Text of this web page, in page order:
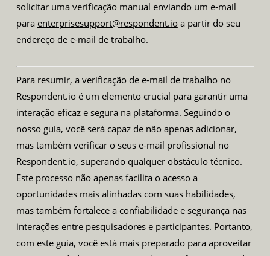
solicitar uma verificação manual enviando um e-mail
para enterprisesupport@respondent.ioa partir do seu
endereço de e-mail de trabalho.
Para resumir, a verificação de e-mail de trabalho no
Respondent.io é um elemento crucial para garantir uma
interação eficaz e segura na plataforma. Seguindo o
nosso guia, você será capaz de não apenas adicionar,
mas também verificar o seus e-mail profissional no
Respondent.io, superando qualquer obstáculo técnico.
Este processo não apenas facilita o acesso a
oportunidades mais alinhadas com suas habilidades,
mas também fortalece a confiabilidade e segurança nas
interações entre pesquisadores e participantes. Portanto,
com este guia, você está mais preparado para aproveitar